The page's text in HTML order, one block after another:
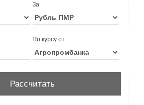
За
По курсу от